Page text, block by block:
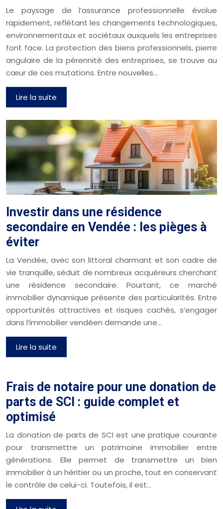
Le paysage de l’assurance professionnelle évolue
rapidement, reflétant les changements technologiques,
environnementaux et sociétaux auxquels les entreprises
font face. La protection des biens professionnels, pierre
angulaire de la pérennité des entreprises, se trouve au
cœur de ces mutations. Entre nouvelles…
Lire la suite
Investir dans une résidence
secondaire en Vendée : les pièges à
éviter
La Vendée, avec son littoral charmant et son cadre de
vie tranquille, séduit de nombreux acquéreurs cherchant
une résidence secondaire. Pourtant, ce marché
immobilier dynamique présente des particularités. Entre
opportunités attractives et risques cachés, s’engager
dans l’immobilier vendéen demande une…
Lire la suite
Frais de notaire pour une donation de
parts de SCI : guide complet et
optimisé
La donation de parts de SCI est une pratique courante
pour transmettre un patrimoine immobilier entre
générations. Elle permet de transmettre un bien
immobilier à un héritier ou un proche, tout en conservant
le contrôle de celui-ci. Toutefois, il est…